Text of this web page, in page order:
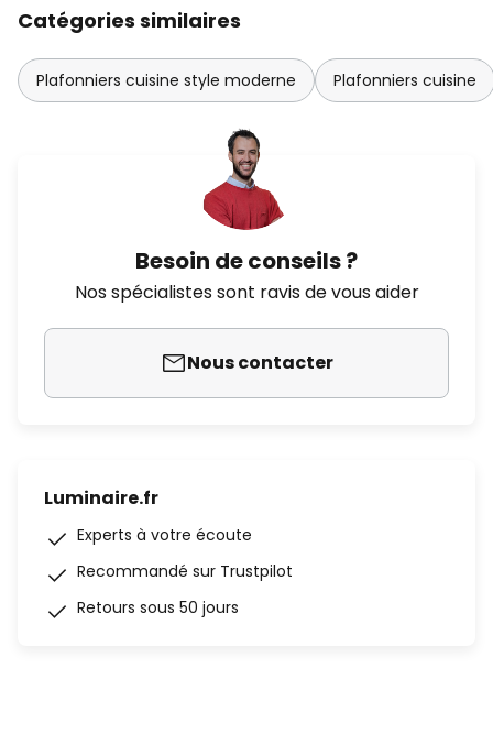
Catégories similaires
Plafonniers cuisine style moderne Plafonniers cuisine
Besoin de conseils ?
Nos spécialistes sont ravis de vous aider
Nous contacter
Luminaire.fr
Experts à votre écoute
Recommandé sur Trustpilot
Retours sous 50 jours